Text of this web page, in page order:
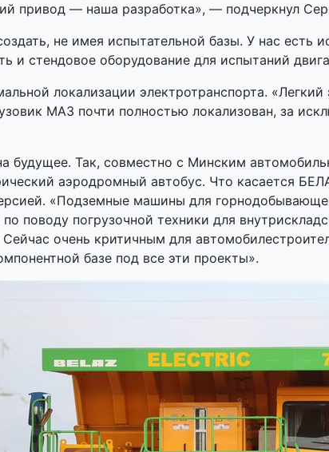
привод — наша разработка», — подчеркнул
не имея испытательной базы. У нас есть
и стендовое оборудование для испытаний
локализации электротранспорта. «Легкий
МАЗ почти полностью локализован, за
будущее. Так, совместно с Минским
аэродромный автобус. Что касается
«Подземные машины для
поводу погрузочной техники для
очень критичным для
базе под все эти проекты».